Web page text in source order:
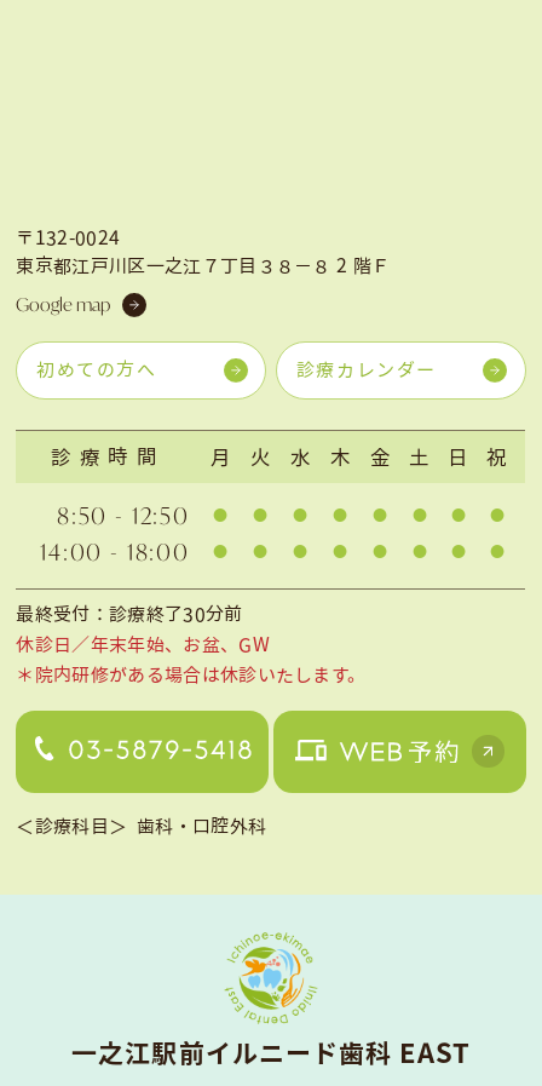
〒132-0024
東京都江戸川区一之江７丁目３８−８ 2 階Ｆ
Google map
初めての方へ 診療カレンダー
診療時間 月 火 水 木 金 土 日 祝
8:50 - 12:50
14:00 - 18:00
最終受付：診療終了30分前
休診日／年末年始、お盆、GW
＊院内研修がある場合は休診いたします。
＜診療科目＞ 歯科・口腔外科
⼀之江駅前イルニード⻭科 EAST